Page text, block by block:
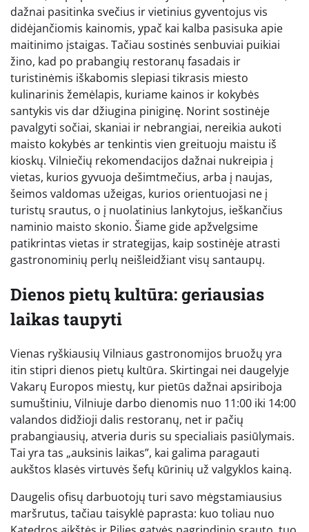
dažnai pasitinka svečius ir vietinius gyventojus vis
didėjančiomis kainomis, ypač kai kalba pasisuka apie
maitinimo įstaigas. Tačiau sostinės senbuviai puikiai
žino, kad po prabangių restoranų fasadais ir
turistinėmis iškabomis slepiasi tikrasis miesto
kulinarinis žemėlapis, kuriame kainos ir kokybės
santykis vis dar džiugina piniginę. Norint sostinėje
pavalgyti sočiai, skaniai ir nebrangiai, nereikia aukoti
maisto kokybės ar tenkintis vien greituoju maistu iš
kioskų. Vilniečių rekomendacijos dažnai nukreipia į
vietas, kurios gyvuoja dešimtmečius, arba į naujas,
šeimos valdomas užeigas, kurios orientuojasi ne į
turistų srautus, o į nuolatinius lankytojus, ieškančius
naminio maisto skonio. Šiame gide apžvelgsime
patikrintas vietas ir strategijas, kaip sostinėje atrasti
gastronominių perlų neišleidžiant visų santaupų.
Dienos pietų kultūra: geriausias
laikas taupyti
Vienas ryškiausių Vilniaus gastronomijos bruožų yra
itin stipri dienos pietų kultūra. Skirtingai nei daugelyje
Vakarų Europos miestų, kur pietūs dažnai apsiriboja
sumuštiniu, Vilniuje darbo dienomis nuo 11:00 iki 14:00
valandos didžioji dalis restoranų, net ir pačių
prabangiausių, atveria duris su specialiais pasiūlymais.
Tai yra tas „auksinis laikas”, kai galima paragauti
aukštos klasės virtuvės šefų kūrinių už valgyklos kainą.
Daugelis ofisų darbuotojų turi savo mėgstamiausius
maršrutus, tačiau taisyklė paprasta: kuo toliau nuo